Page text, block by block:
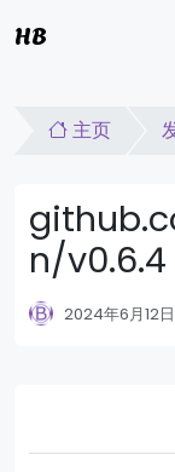
HB
主页
n/v0.6.4
2024年6月12日